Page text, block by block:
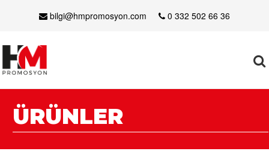
bilgi@hmpromosyon.com 0 332 502 66 36
ÜRÜNLER